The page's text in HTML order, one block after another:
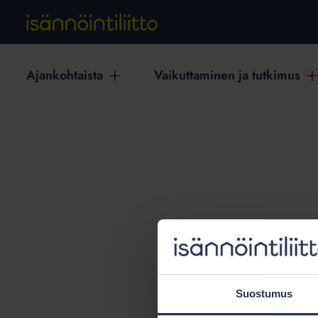
Suostumus
Ajankohtaista Vaikuttaminen ja tutkimus